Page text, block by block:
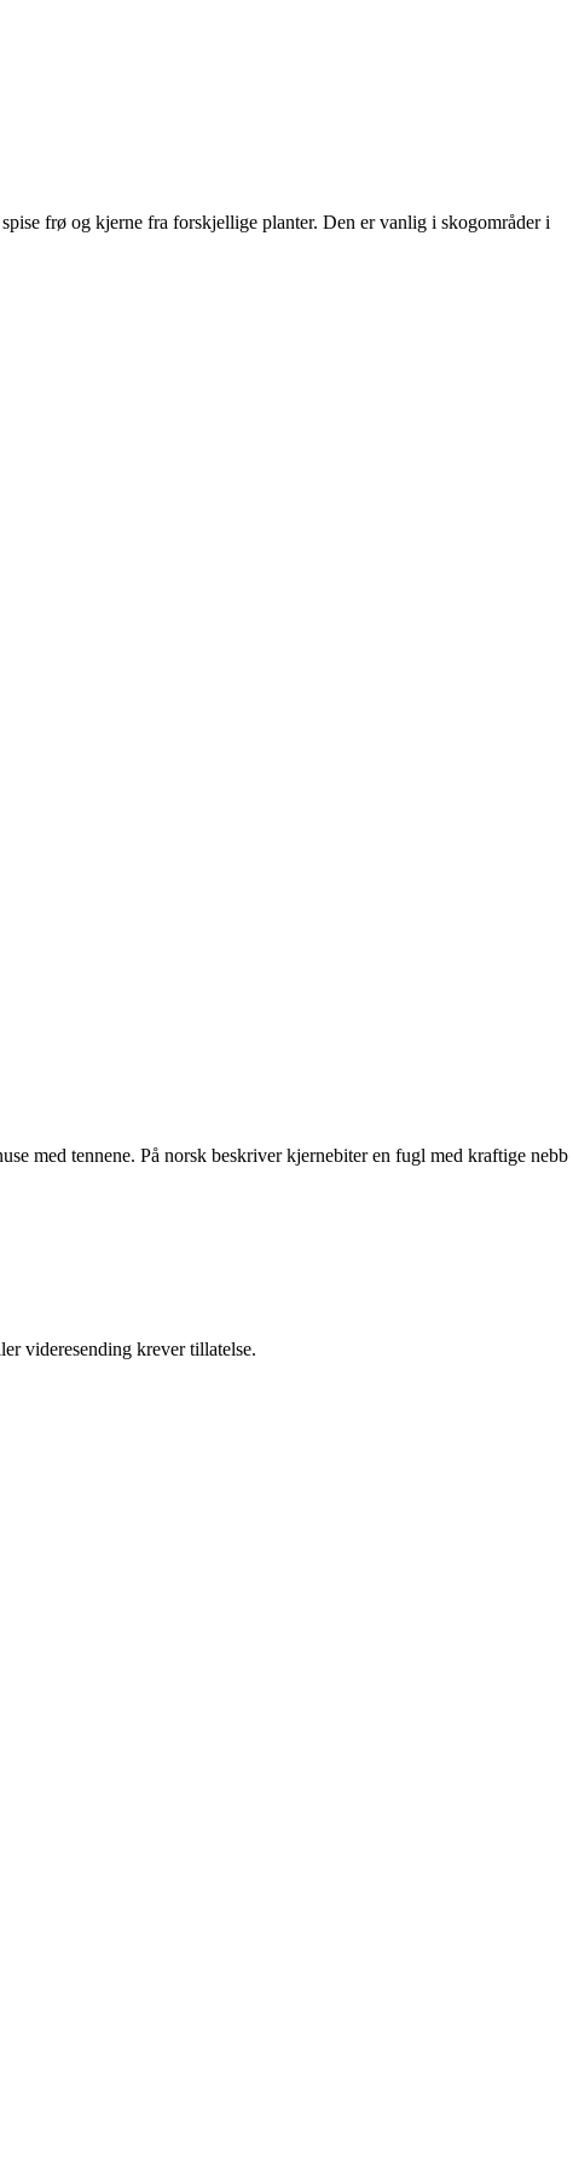
frø og kjerne fra forskjellige planter. Den er vanlig i skogområder i
med tennene. På norsk beskriver kjernebiter en fugl med kraftige nebb
videresending krever tillatelse.